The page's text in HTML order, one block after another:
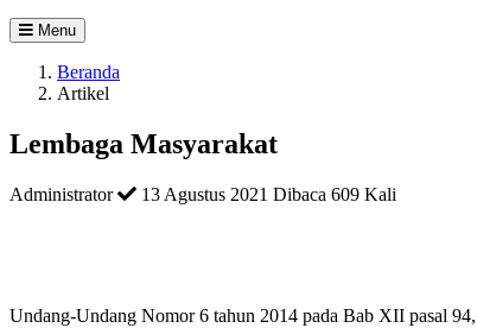
Menu
Beranda
Artikel
Lembaga Masyarakat
Administrator 13 Agustus 2021 Dibaca 609 Kali
Undang-Undang Nomor 6 tahun 2014 pada Bab XII pasal